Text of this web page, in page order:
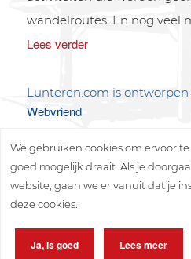
wandelroutes. En nog veel
Lees verder
Lunteren.com is
Webvriend
We gebruiken cookies om ervoor
goed mogelijk draait. Als je
website, gaan we er vanuit dat je
deze cookies.
Ja, is goed Lees meer